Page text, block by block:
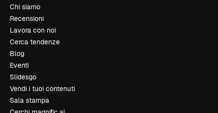
Chi siamo
Recensioni
Lavora con noi
Cerca tendenze
Blog
Eventi
Slidesgo
Vendi i tuoi contenuti
Sala stampa